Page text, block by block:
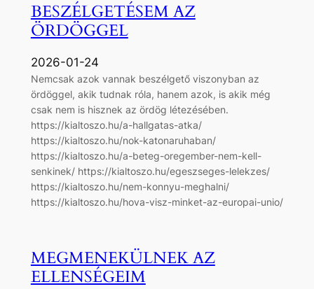
BESZÉLGETÉSEM AZ
ÖRDÖGGEL
2026-01-24
Nemcsak azok vannak beszélgető viszonyban az
ördöggel, akik tudnak róla, hanem azok, is akik még
csak nem is hisznek az ördög létezésében.
https://kialtoszo.hu/a-hallgatas-atka/
https://kialtoszo.hu/nok-katonaruhaban/
https://kialtoszo.hu/a-beteg-oregember-nem-kell-
senkinek/ https://kialtoszo.hu/egeszseges-lelekzes/
https://kialtoszo.hu/nem-konnyu-meghalni/
https://kialtoszo.hu/hova-visz-minket-az-europai-unio/
MEGMENEKÜLNEK AZ
ELLENSÉGEIM